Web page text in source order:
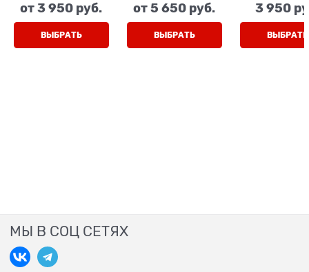
буквы), шнурки/
липучка
от3 950 руб.
ВЫБРАТЬ
черный/серый,
липучки/шнурки
от5 650 руб.
ВЫБРАТЬ
темно-
черный,
липучках
3 950
ВЫБРАТЬ
МЫ В СОЦ СЕТЯХ